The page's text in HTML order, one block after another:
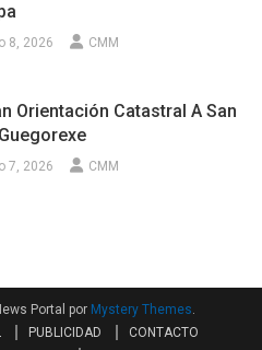
8, 2026 CMM
Orientación Catastral A San
7, 2026 CMM
Portal por Mystery Themes
PUBLICIDAD
CONTACTO